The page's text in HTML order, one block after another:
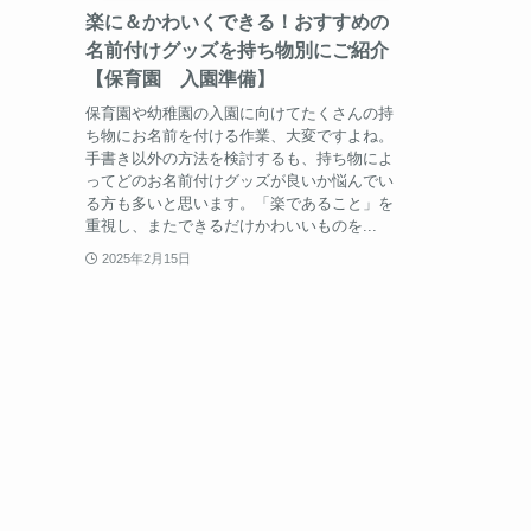
楽に＆かわいくできる！おすすめの
名前付けグッズを持ち物別にご紹介
【保育園 入園準備】
保育園や幼稚園の入園に向けてたくさんの持
ち物にお名前を付ける作業、大変ですよね。
手書き以外の方法を検討するも、持ち物によ
ってどのお名前付けグッズが良いか悩んでい
る方も多いと思います。「楽であること」を
重視し、またできるだけかわいいものを...
2025年2月15日